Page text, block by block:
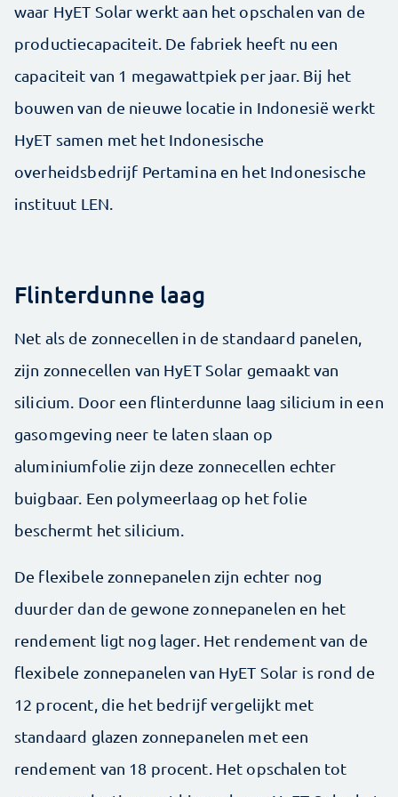
waar HyET Solar werkt aan het opschalen van de
productiecapaciteit. De fabriek heeft nu een
capaciteit van 1 megawattpiek per jaar. Bij het
bouwen van de nieuwe locatie in Indonesië werkt
HyET samen met het Indonesische
overheidsbedrijf Pertamina en het Indonesische
instituut LEN.
Flinterdunne laag
Net als de zonnecellen in de standaard panelen,
zijn zonnecellen van HyET Solar gemaakt van
silicium. Door een flinterdunne laag silicium in een
gasomgeving neer te laten slaan op
aluminiumfolie zijn deze zonnecellen echter
buigbaar. Een polymeerlaag op het folie
beschermt het silicium.
De flexibele zonnepanelen zijn echter nog
duurder dan de gewone zonnepanelen en het
rendement ligt nog lager. Het rendement van de
flexibele zonnepanelen van HyET Solar is rond de
12 procent, die het bedrijf vergelijkt met
standaard glazen zonnepanelen met een
rendement van 18 procent. Het opschalen tot